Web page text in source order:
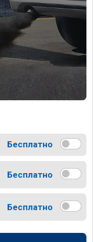
Бесплатно
Бесплатно
Бесплатно